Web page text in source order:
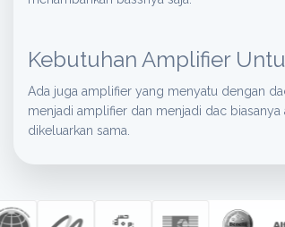
Kebutuhan Amplifier
Ada juga amplifier yang menyatu dengan
menjadi amplifier dan menjadi dac
dikeluarkan sama.